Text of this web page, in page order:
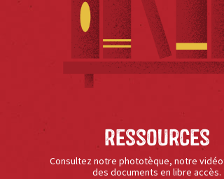
Ressources
Consultez notre phototèque, notre
des documents en libre accès.